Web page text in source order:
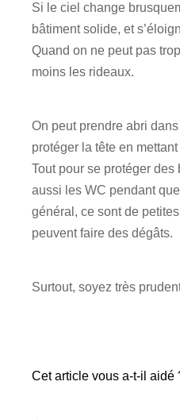
Si le ciel change
bâtiment solide, et
Quand on ne peut pas
moins les rideaux.
On peut prendre abri
protéger la tête en
Tout pour se protéger
aussi les WC pendant
général, ce sont de
peuvent faire des dégâts.
Surtout, soyez très
Cet article vous a-t-il aidé